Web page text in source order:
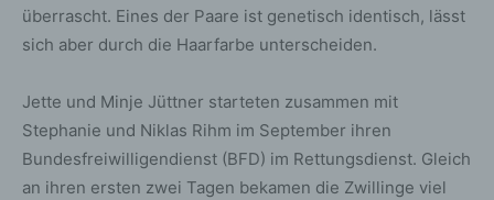
überrascht. Eines der Paare ist genetisch identisch, lässt
sich aber durch die Haarfarbe unterscheiden.
Jette und Minje Jüttner starteten zusammen mit
Stephanie und Niklas Rihm im September ihren
Bundesfreiwilligendienst (BFD) im Rettungsdienst. Gleich
an ihren ersten zwei Tagen bekamen die Zwillinge viel